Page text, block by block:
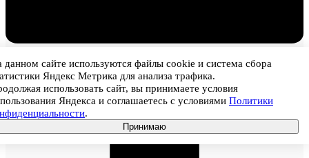
данном сайте используются файлы cookie и система сбора
Яндекс Метрика для анализа трафика.
использовать сайт, вы принимаете условия
Яндекса и соглашаетесь с условиями Политики
.
Принимаю